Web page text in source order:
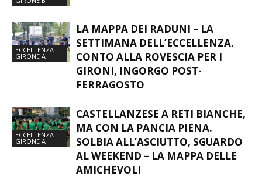
ECCELLENZA
GIRONE A
LA MAPPA DEI RADUNI – LA
SETTIMANA DELL’ECCELLENZA.
CONTO ALLA ROVESCIA PER I
GIRONI, INGORGO POST-
FERRAGOSTO
ECCELLENZA
GIRONE A
CASTELLANZESE A RETI BIANCHE,
MA CON LA PANCIA PIENA.
SOLBIA ALL’ASCIUTTO, SGUARDO
AL WEEKEND – LA MAPPA DELLE
AMICHEVOLI